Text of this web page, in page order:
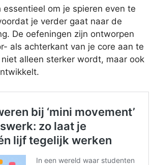
essentieel om je spieren even te
je verder gaat naar de
De oefeningen zijn ontworpen
als achterkant van je core aan te
alleen sterker wordt, maar ook